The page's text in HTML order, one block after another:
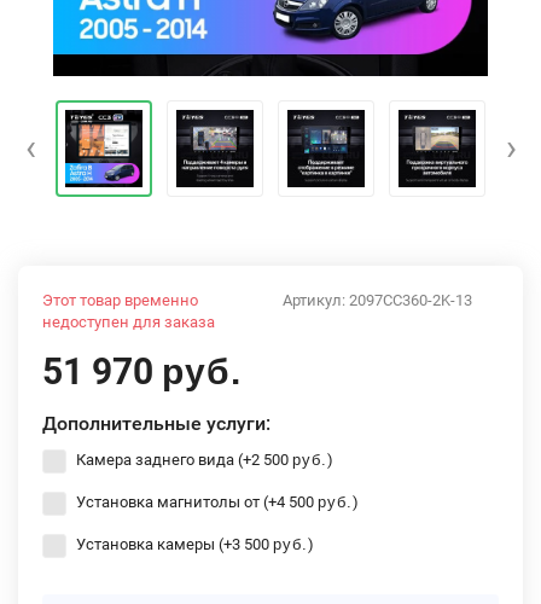
‹ ›
Артикул: 2097CC360-2K-13
Этот товар временно
недоступен для заказа
51 970 руб.
Дополнительные услуги:
Камера заднего вида (+2 500 руб. )
Установка магнитолы от (+4 500 руб. )
Установка камеры (+3 500 руб. )